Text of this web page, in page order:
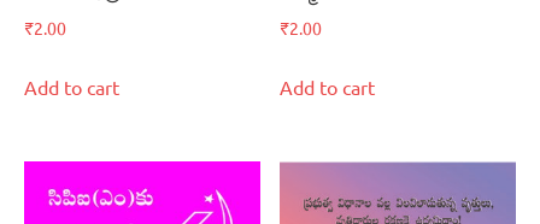
₹2.00
Add to cart
₹2.00
Add to cart